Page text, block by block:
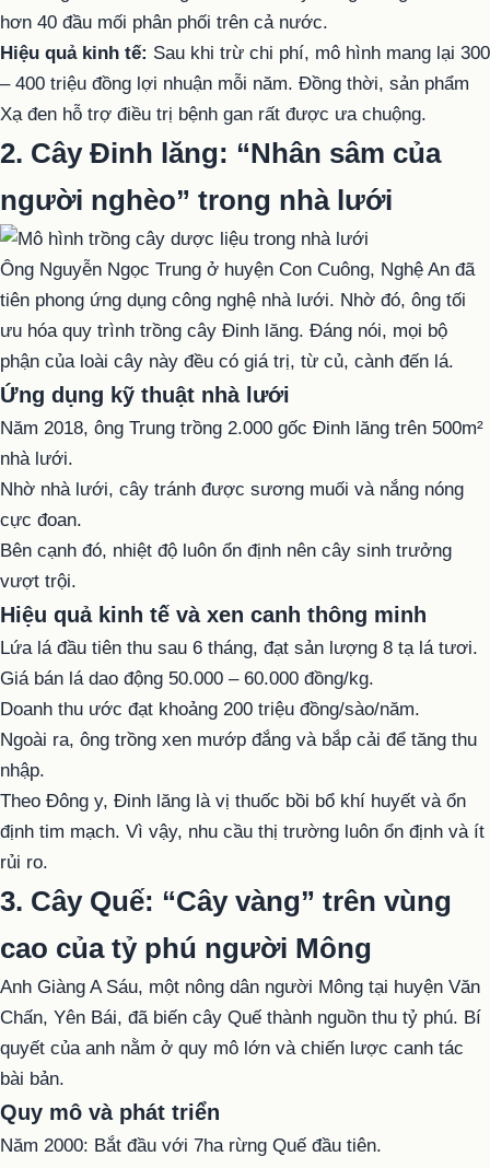
hơn 40 đầu mối phân phối trên cả nước.
Hiệu quả kinh tế: Sau khi trừ chi phí, mô hình mang lại 300
– 400 triệu đồng lợi nhuận mỗi năm. Đồng thời, sản phẩm
Xạ đen hỗ trợ điều trị bệnh gan rất được ưa chuộng.
2. Cây Đinh lăng: “Nhân sâm của
người nghèo” trong nhà lưới
Ông Nguyễn Ngọc Trung ở huyện Con Cuông, Nghệ An đã
tiên phong ứng dụng công nghệ nhà lưới. Nhờ đó, ông tối
ưu hóa quy trình trồng cây Đinh lăng. Đáng nói, mọi bộ
phận của loài cây này đều có giá trị, từ củ, cành đến lá.
Ứng dụng kỹ thuật nhà lưới
Năm 2018, ông Trung trồng 2.000 gốc Đinh lăng trên 500m²
nhà lưới.
Nhờ nhà lưới, cây tránh được sương muối và nắng nóng
cực đoan.
Bên cạnh đó, nhiệt độ luôn ổn định nên cây sinh trưởng
vượt trội.
Hiệu quả kinh tế và xen canh thông minh
Lứa lá đầu tiên thu sau 6 tháng, đạt sản lượng 8 tạ lá tươi.
Giá bán lá dao động 50.000 – 60.000 đồng/kg.
Doanh thu ước đạt khoảng 200 triệu đồng/sào/năm.
Ngoài ra, ông trồng xen mướp đắng và bắp cải để tăng thu
nhập.
Theo Đông y, Đinh lăng là vị thuốc bồi bổ khí huyết và ổn
định tim mạch. Vì vậy, nhu cầu thị trường luôn ổn định và ít
rủi ro.
3. Cây Quế: “Cây vàng” trên vùng
cao của tỷ phú người Mông
Anh Giàng A Sáu, một nông dân người Mông tại huyện Văn
Chấn, Yên Bái, đã biến cây Quế thành nguồn thu tỷ phú. Bí
quyết của anh nằm ở quy mô lớn và chiến lược canh tác
bài bản.
Quy mô và phát triển
Năm 2000: Bắt đầu với 7ha rừng Quế đầu tiên.